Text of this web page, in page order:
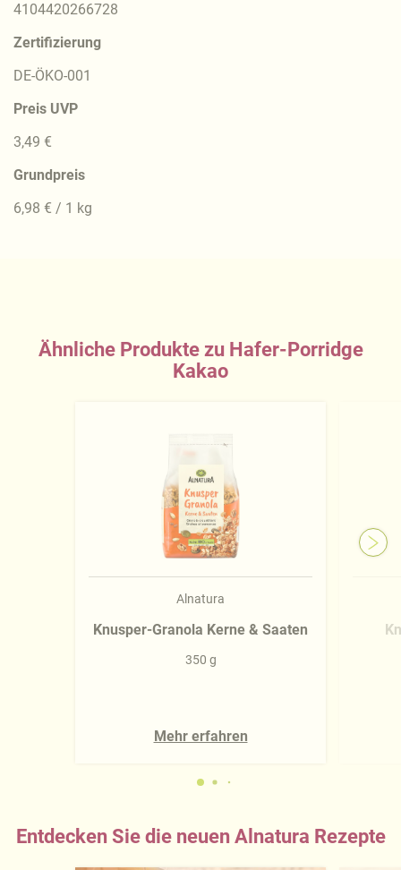
4104420266728
Zertifizierung
DE-ÖKO-001
Preis UVP
3,49 €
Grundpreis
6,98 € / 1 kg
Ähnliche Produkte zu Hafer-Porridge
Kakao
Alnatura
Knusper-Granola Kerne & Saaten
350 g
Mehr erfahren
Entdecken Sie die neuen Alnatura Rezepte